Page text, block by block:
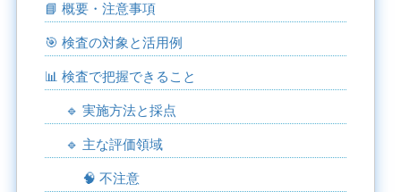
📘 概要・注意事項
🎯 検査の対象と活用例
📊 検査で把握できること
🔹 実施方法と採点
🔹 主な評価領域
🧠 不注意